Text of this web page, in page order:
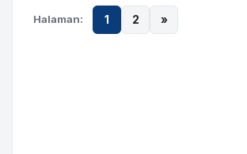
Halaman: 1 2 »